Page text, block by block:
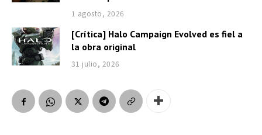
1 agosto, 2026
[Crítica] Halo Campaign Evolved es fiel a
la obra original
31 julio, 2026